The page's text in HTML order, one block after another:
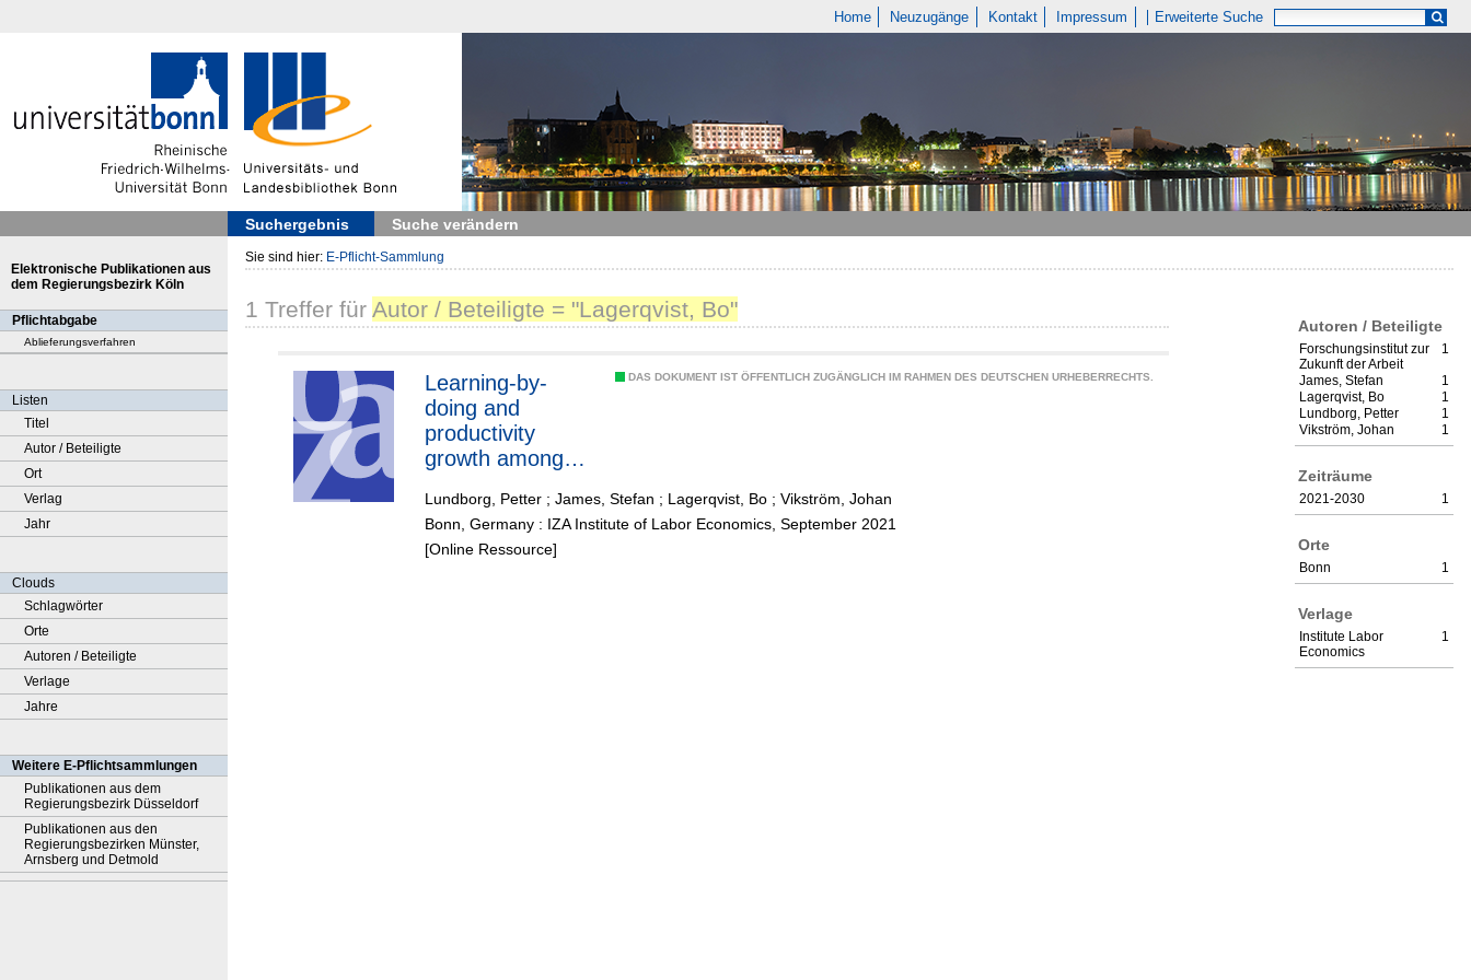
Home Neuzugänge Kontakt Impressum Erweiterte Suche
Suchergebnis Suche verändern
Elektronische Publikationen aus
dem Regierungsbezirk Köln
Pflichtabgabe
Ablieferungsverfahren
Listen
Titel
Autor / Beteiligte
Ort
Verlag
Jahr
Clouds
Schlagwörter
Orte
Autoren / Beteiligte
Verlage
Jahre
Weitere E-Pflichtsammlungen
Publikationen aus dem
Regierungsbezirk Düsseldorf
Publikationen aus den
Regierungsbezirken Münster,
Arnsberg und Detmold
Sie sind hier: E-Pflicht-Sammlung
Autoren / Beteiligte
1
Forschungsinstitut zur
Zukunft der Arbeit
1
James, Stefan
1
Lagerqvist, Bo
1
Lundborg, Petter
1
Vikström, Johan
Zeiträume
1
2021-2030
Orte
1
Bonn
Verlage
1
Institute Labor
Economics
1 Treffer für Autor / Beteiligte = "Lagerqvist, Bo"
DAS DOKUMENT IST ÖFFENTLICH ZUGÄNGLICH IM RAHMEN DES DEUTSCHEN URHEBERRECHTS.
Learning-by-
doing and
productivity
growth among
workers:
evidence from
the treatment of
Lundborg, Petter ; James, Stefan ; Lagerqvist, Bo ; Vikström, Johan
Bonn, Germany : IZA Institute of Labor Economics, September 2021
[Online Ressource]